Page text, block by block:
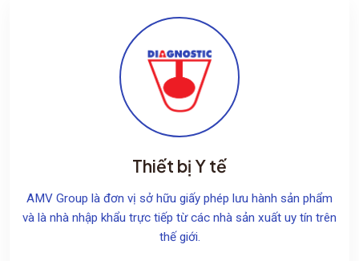
Thiết bị Y tế
AMV Group là đơn vị sở hữu giấy phép lưu hành sản phẩm
và là nhà nhập khẩu trực tiếp từ các nhà sản xuất uy tín trên
thế giới.